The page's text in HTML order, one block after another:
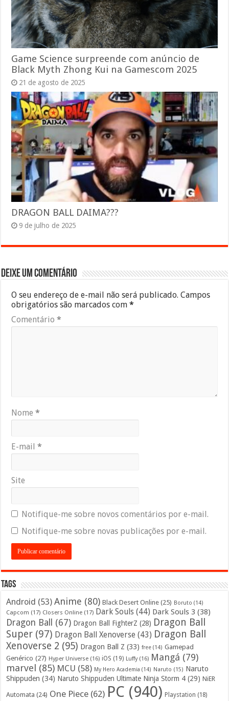
Game Science surpreende com anúncio de
Black Myth Zhong Kui na Gamescom 2025
21 de agosto de 2025
DRAGON BALL DAIMA???
9 de julho de 2025
Deixe um comentário
O seu endereço de e-mail não será publicado. Campos
obrigatórios são marcados com*
Comentário*
Nome*
E-mail*
Site
Notifique-me sobre novos comentários por e-mail.
Notifique-me sobre novas publicações por e-mail.
Tags
Android (53) Anime (80) Black Desert Online (25) Boruto (14)
Capcom (17) Closers Online (17) Dark Souls (44) Dark Souls 3 (38)
Dragon Ball (67) Dragon Ball FighterZ (28) Dragon Ball
Super (97) Dragon Ball Xenoverse (43) Dragon Ball
Xenoverse 2 (95) Dragon Ball Z (33) free (14) Gamepad
Genérico (27) Hyper Universe (16) iOS (19) Luffy(16) Mangá (79)
marvel (85) MCU (58) My Hero Academia (14) Naruto (15) Naruto
Shippuden (34) Naruto Shippuden Ultimate Ninja Storm 4 (29) NiER
Automata (24) One Piece (62) PC (940) Playstation (18)